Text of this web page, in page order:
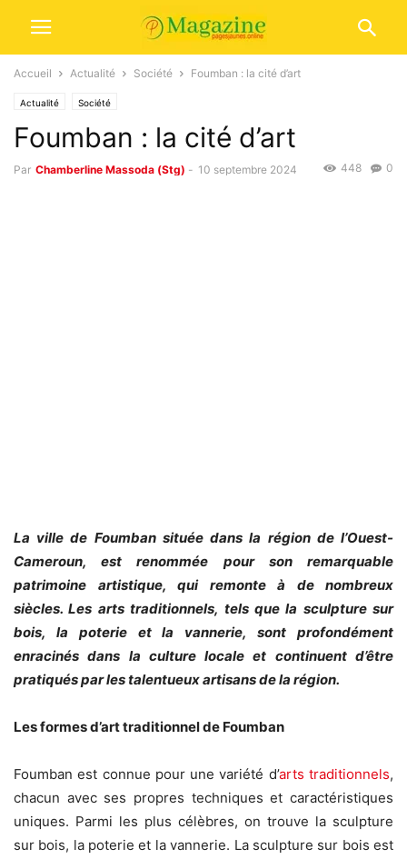
Accueil Actualité Société Foumban : la cité d’art
Actualité Société
Foumban : la cité d’art
Par Chamberline Massoda (Stg) - 10 septembre 2024 0
448
La ville de Foumban située dans la région de l’Ouest-
Cameroun, est renommée pour son remarquable
patrimoine artistique, qui remonte à de nombreux
siècles. Les arts traditionnels, tels que la sculpture sur
bois, la poterie et la vannerie, sont profondément
enracinés dans la culture locale et continuent d’être
pratiqués par les talentueux artisans de la région.
Les formes d’art traditionnel de Foumban
Foumban est connue pour une variété d’arts traditionnels,
chacun avec ses propres techniques et caractéristiques
uniques. Parmi les plus célèbres, on trouve la sculpture
sur bois, la poterie et la vannerie. La sculpture sur bois est